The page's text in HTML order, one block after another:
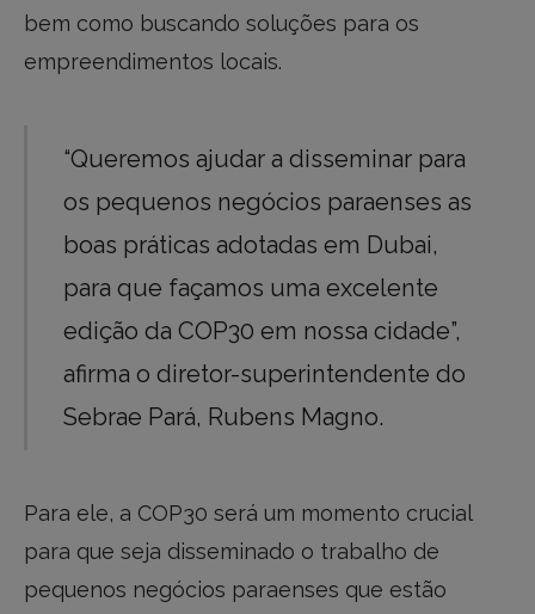
bem como buscando soluções para os
empreendimentos locais.
“Queremos ajudar a disseminar para
os pequenos negócios paraenses as
boas práticas adotadas em Dubai,
para que façamos uma excelente
edição da COP30 em nossa cidade”,
afirma o diretor-superintendente do
Sebrae Pará, Rubens Magno.
Para ele, a COP30 será um momento crucial
para que seja disseminado o trabalho de
pequenos negócios paraenses que estão